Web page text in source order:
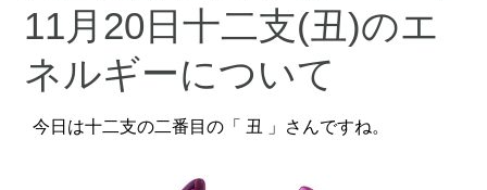
11月20日十二支(丑)のエ
ネルギーについて
今日は十二支の二番目の「 丑 」さんですね。